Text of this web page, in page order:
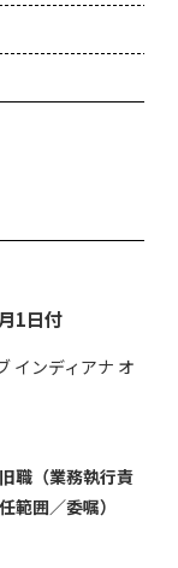
1日付
インディアナ オ
旧職（業務執行責
任範囲／委嘱）